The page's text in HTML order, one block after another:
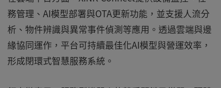
務管理、AI模型部署與OTA更新功能，並支援人流分
析、物件辨識與異常事件偵測等應用。透過雲端與邊
緣協同運作，平台可持續最佳化AI模型與營運效率，
形成閉環式智慧服務系統。